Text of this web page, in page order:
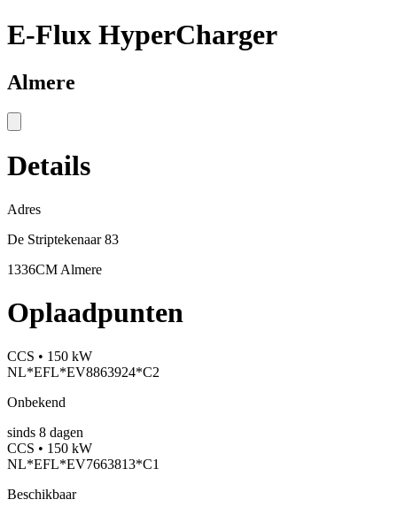
E-Flux HyperCharger
Almere
Details
Adres
De Striptekenaar 83
1336CM Almere
Oplaadpunten
CCS • 150 kW
NL*EFL*EV8863924*C2
Onbekend
sinds 8 dagen
CCS • 150 kW
NL*EFL*EV7663813*C1
Beschikbaar